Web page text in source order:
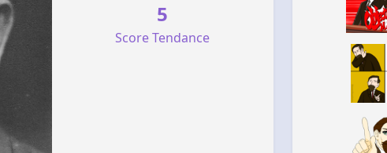
5
Score Tendance